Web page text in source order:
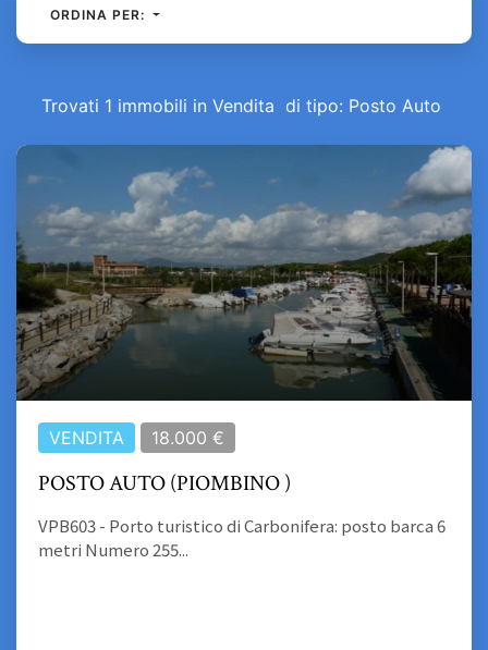
ORDINA PER:
Trovati 1 immobili in Vendita di tipo: Posto Auto
VENDITA 18.000 €
POSTO AUTO (PIOMBINO )
VPB603 - Porto turistico di Carbonifera: posto barca 6
metri Numero 255...